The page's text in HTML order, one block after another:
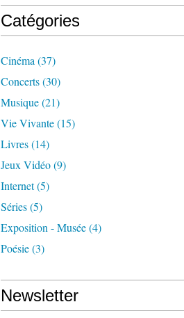
Catégories
Cinéma (37)
Concerts(30)
Musique(21)
Vie Vivante(15)
Livres(14)
Jeux Vidéo(9)
Internet(5)
Séries(5)
Exposition - Musée(4)
Poésie(3)
Newsletter